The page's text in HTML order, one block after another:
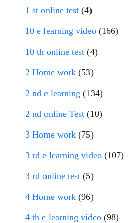
1 st online test (4)
10 e learning video (166)
10 th online test (4)
2 Home work (53)
2 nd e learning (134)
2 nd online Test (10)
3 Home work (75)
3 rd e learning video (107)
3 rd online test (5)
4 Home work (96)
4 th e learning video (98)